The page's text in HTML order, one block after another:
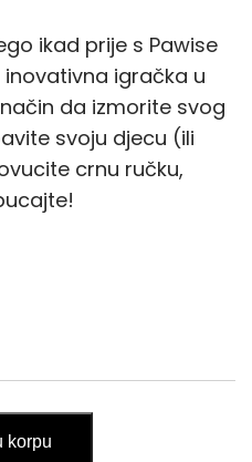
ikad prije s Pawise
igračka u
da izmorite svog
svoju djecu (ili
crnu ručku,
korpu